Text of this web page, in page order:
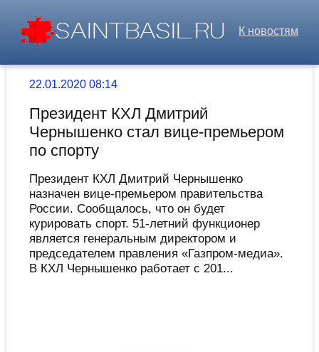
К новостям
22.01.2020 08:14
Президент КХЛ Дмитрий
Чернышенко стал вице-премьером
по спорту
Президент КХЛ Дмитрий Чернышенко
назначен вице-премьером правительства
России. Сообщалось, что он будет
курировать спорт. 51-летний функционер
является генеральным директором и
председателем правления «Газпром-медиа».
В КХЛ Чернышенко работает с 201...